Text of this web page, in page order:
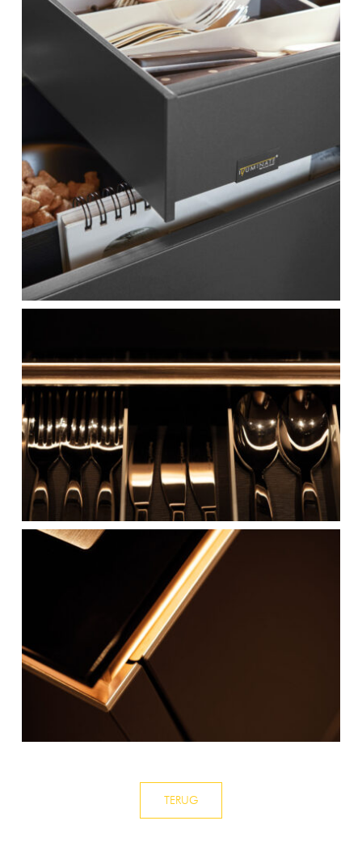
TERUG